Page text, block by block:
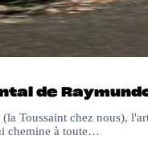
de
Toussaint chez nous),
chemine à toute…